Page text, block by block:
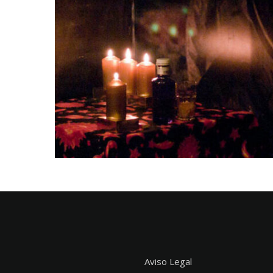
Aviso Legal